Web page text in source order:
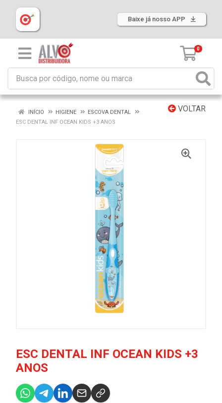
Baixe já nosso APP
0
VOLTAR
INÍCIO HIGIENE
ESCOVA DENTAL
ESC DENTAL INF OCEAN KIDS +3 ANOS
ESC DENTAL INF OCEAN KIDS +3
ANOS